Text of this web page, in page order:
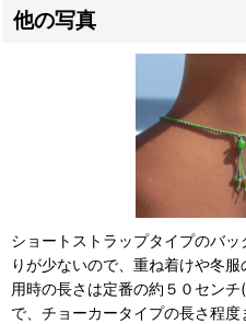
他の写真
ショートストラップタイプのバ
りが少ないので、重ね着けや冬
用時の長さは定番の約５０セン
で、チョーカータイプの長さ程度